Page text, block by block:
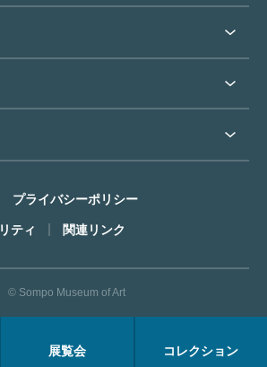
展覧会 コレクション
ップ
ライト
鑑賞
て
権申請
ップ
プライバシーポリシー
ティ 関連リンク
© Sompo Museum of Art